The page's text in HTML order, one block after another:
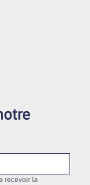
recevoir la